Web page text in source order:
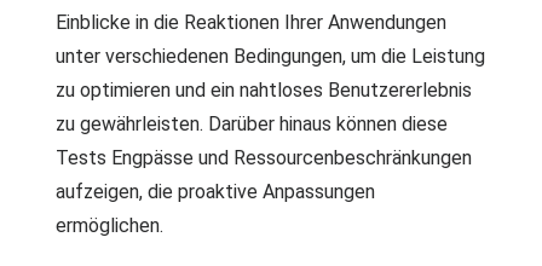
Einblicke in die Reaktionen Ihrer Anwendungen
unter verschiedenen Bedingungen, um die Leistung
zu optimieren und ein nahtloses Benutzererlebnis
zu gewährleisten. Darüber hinaus können diese
Tests Engpässe und Ressourcenbeschränkungen
aufzeigen, die proaktive Anpassungen
ermöglichen.